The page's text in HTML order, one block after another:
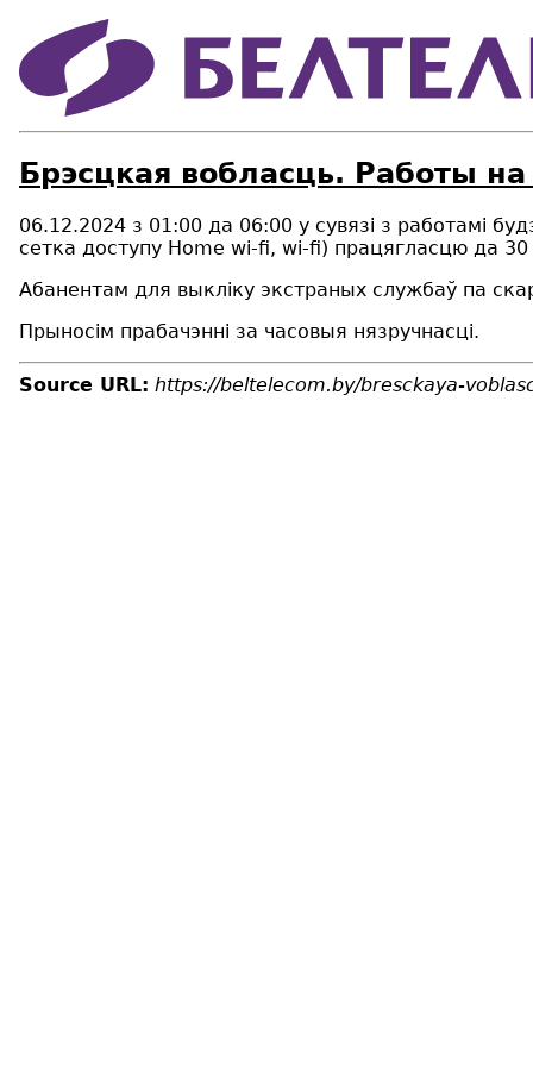
Брэсцкая вобласць. Работы на
06.12.2024 з 01:00 да 06:00 у сувязі з работамі
cетка доступу Home wi-fi, wi-fi) працягласцю да 30
Абанентам для выкліку экстраных службаў па
Прыносім прабачэнні за часовыя нязручнасці.
Source URL: https://beltelecom.by/bresckaya-